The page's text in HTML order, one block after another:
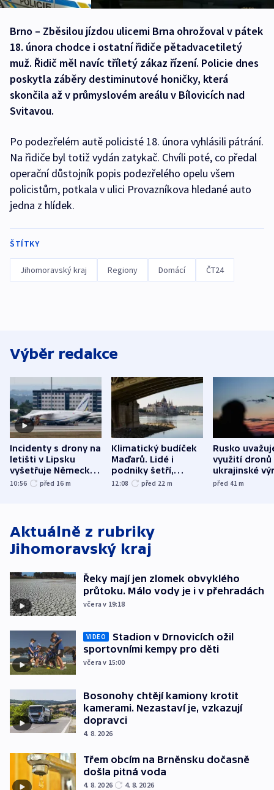
Brno – Zběsilou jízdou ulicemi Brna ohrožoval v pátek
18. února chodce i ostatní řidiče pětadvacetiletý
muž. Řidič měl navíc tříletý zákaz řízení. Policie dnes
poskytla záběry destiminutové honičky, která
skončila až v průmyslovém areálu v Bílovicích nad
Svitavou.
Po podezřelém autě policisté 18. února vyhlásili pátrání.
Na řidiče byl totiž vydán zatykač. Chvíli poté, co předal
operační důstojník popis podezřelého opelu všem
policistům, potkala v ulici Provazníkova hledané auto
jedna z hlídek.
ŠTÍTKY
Jihomoravský kraj Regiony Domácí ČT24
Výběr redakce
Incidenty s drony na
letišti v Lipsku
vyšetřuje Německo
jako úmyslný pokus
10:56 před 16 m
Klimatický budíček
Maďarů. Lidé i
podniky šetří,
omezuje se doprava
12:08 před 22 m
Rusko
využití dronů
ukrajinské
útokům v
před 41m
Aktuálně z rubriky
Jihomoravský kraj
Řeky mají jen zlomek obvyklého
průtoku. Málo vody je i v přehradách
včera v 19:18
VIDEO
Stadion v Drnovicích ožil
sportovními kempy pro děti
včera v 15:00
Bosonohy chtějí kamiony krotit
kamerami. Nezastaví je, vzkazují
dopravci
4. 8. 2026
Třem obcím na Brněnsku dočasně
došla pitná voda
4. 8. 2026 4. 8. 2026